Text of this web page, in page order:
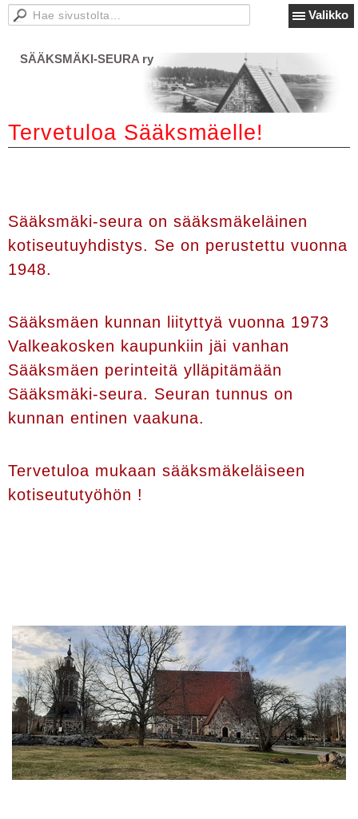
Valikko
SÄÄKSMÄKI-SEURA ry
Tervetuloa Sääksmäelle!
Sääksmäki-seura on sääksmäkeläinen
kotiseutuyhdistys. Se on perustettu vuonna
1948.
Sääksmäen kunnan liityttyä vuonna 1973
Valkeakosken kaupunkiin jäi vanhan
Sääksmäen perinteitä ylläpitämään
Sääksmäki-seura. Seuran tunnus on
kunnan entinen vaakuna.
Tervetuloa mukaan sääksmäkeläiseen
kotiseututyöhön !